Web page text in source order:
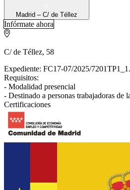
Madrid – C/ de Téllez
Infórmate ahora
C/ de Téllez, 58
Expediente: FC17-07/2025/7201TP1_1.
Requisitos:
- Modalidad presencial
- Destinado a personas trabajadoras de
Certificaciones